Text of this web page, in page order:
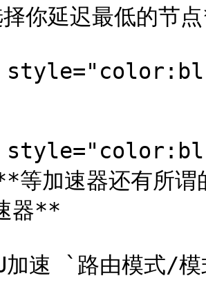
你延迟最低的节
等加速器还有所
器**
速 `路由模式/